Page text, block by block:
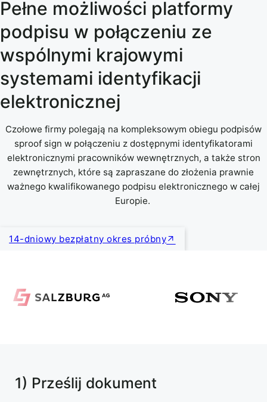
Pełne możliwości platformy
podpisu w połączeniu ze
wspólnymi krajowymi
systemami identyfikacji
elektronicznej
Czołowe firmy polegają na kompleksowym obiegu podpisów
sproof sign w połączeniu z dostępnymi identyfikatorami
elektronicznymi pracowników wewnętrznych, a także stron
zewnętrznych, które są zapraszane do złożenia prawnie
ważnego kwalifikowanego podpisu elektronicznego w całej
Europie.
14-dniowy bezpłatny okres próbny
1) Prześlij dokument